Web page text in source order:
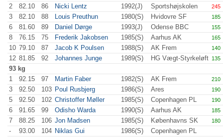
2
82.10 86 Nicki Lentz 1992(J) Sportshøjskolen 245
3 82.10 88 Louis Preuthun 1980(S) Hvidovre SF 185
6 81.60 89 Daniel Dørge 1993(J) Odense BBC 155
8 76.15 75 Frederik Jakobsen 1985(S) Aarhus AK 165
10 79.10 87 Jacob K Poulsen 1988(S) AK Frem 140
12 81.85 92 Johannes Junge 1989(S) HG Vægt-Styrkeløft 135
93 kg
1
92.15 97 Martin Faber 1982(S) AK Frem 210
3 92.50 103 Poul Rusbjerg 1986(S) Ares 190
5 92.50 102 Christoffer Møller 1985(S) Copenhagen PL 190
6 91.65 99 Odisho Warda 1990(S) Aarhus AK 185
7 88.25 106 Jon Madsen 1985(S) Københavns SK 180
- 93.00 104 Niklas Gui 1986(S)
Copenhagen PL